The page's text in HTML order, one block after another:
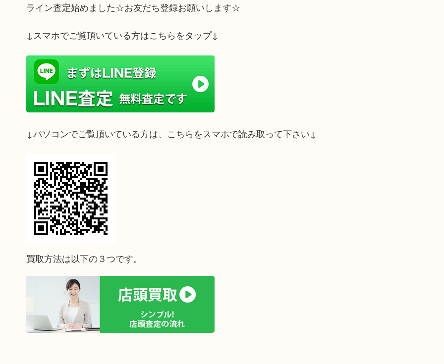
ライン査定始めました☆お友だち登録お願いします☆
↓スマホでご覧頂いている方はこちらをタップ↓
↓パソコンでご覧頂いている方は、こちらをスマホで読み取って下さい↓
買取方法は以下の３つです。